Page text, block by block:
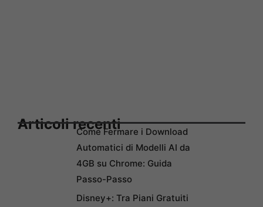
Articoli recentiCome Fermare i Download
Automatici di Modelli AI da
4GB su Chrome: Guida
Passo-Passo
Disney+: Tra Piani Gratuiti